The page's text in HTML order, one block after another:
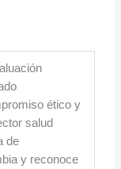
ético y
salud
de
y reconoce